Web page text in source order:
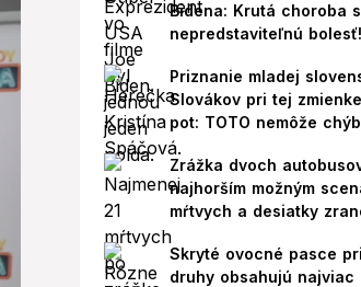
Bidena: Krutá choroba
nepredstaviteľnú bolesť!
Priznanie mladej
Slovákov pri tej
pot: TOTO nemôže
Zrážka dvoch
najhorším možným
mŕtvych a desiatky
Skryté ovocné pasce
druhy obsahujú najviac